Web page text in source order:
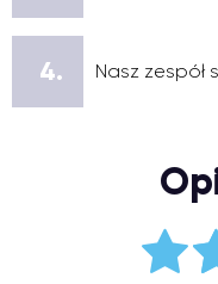
4. Nasz zespół